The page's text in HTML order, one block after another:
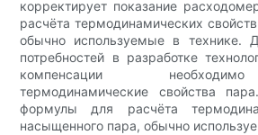
корректирует показание
расчёта термодинамических
обычно используемые в технике.
потребностей в разработке
компенсации
термодинамические свойства
формулы для расчёта
насыщенного пара, обычно